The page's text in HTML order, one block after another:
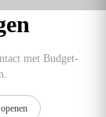
met Budget-